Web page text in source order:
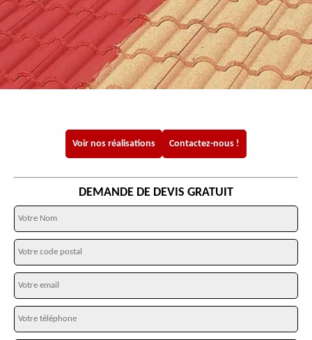
Voir nos réalisations Contactez-nous !
DEMANDE DE DEVIS GRATUIT